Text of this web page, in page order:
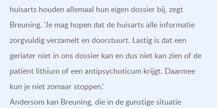
huisarts houden allemaal hun eigen dossier bij, zegt
Breuning. 'Je mag hopen dat de huisarts alle informatie
zorgvuldig verzamelt en doorstuurt. Lastig is dat een
geriater niet in ons dossier kan en dus niet kan zien of de
patiënt lithium of een antipsychoticum krijgt. Daarmee
kun je niet zomaar stoppen.'
Andersom kan Breuning, die in de gunstige situatie